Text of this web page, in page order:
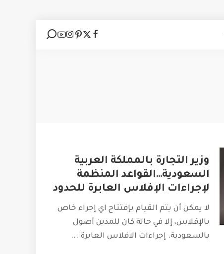
وزير التجارة بالمملكة العربية
السعودية…القواعد المنظمة
لإجراءات الإفلاس العابرة للحدود
لا يمكن أن يتم القيام بإفتتاح اي إجراء خاص
بالإفلاس، إلا في حالة كان للمدين أصول
بالسعودية. إجراءات الافلاس العابرة ...